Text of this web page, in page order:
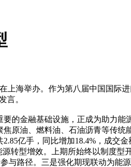
海举办。作为第八届中国国际
言。
的金融基础设施，正成为助力能
焦原油、燃料油、石油沥青等传
亿手，同比增加18.4%，成交
源转型增效。上期所始终以制度型
路径。三是强化期现联动为能